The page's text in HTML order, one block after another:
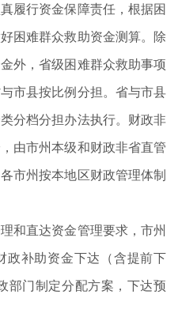
履行资金保障责任，根据困
困难群众救助资金测算。除
外，省级困难群众救助事项
市县按比例分担。省与市县
分档分担办法执行。财政非
由市州本级和财政非省直管
市州按本地区财政管理体制
直达资金管理要求，市州
政补助资金下达（含提前下
部门制定分配方案，下达预